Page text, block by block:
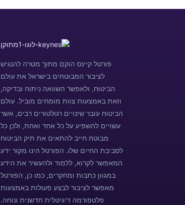
פורטל קיינס הוקם מתוך מטרה להנגיש
לציבור המבוטחים בישראל את עולם
הביטוח, ולאפשר השוואה ניתוח ובדיקה,
וזאת באמצעות צוות מומחים מוביל. עולם
הביטוח עובר שינויים רגולטורים רבים, אשר
עשויים להשפיע על כל אחד ואחת, ולכן כל
מבוטח חייב להתאים את תיק הביטוח
לסביבת החיים שלו. הפורטל הינו מקור ידע
המאפשר לקרוא, ללמוד ולהעשיר את הידע
במגוון כתבות ומחקרים, כמו כן, הפורטל
מאפשר לציבור לבצע פעולות באמצעות
פלטפורמה דיגיטלית חדשנית ונוחה.